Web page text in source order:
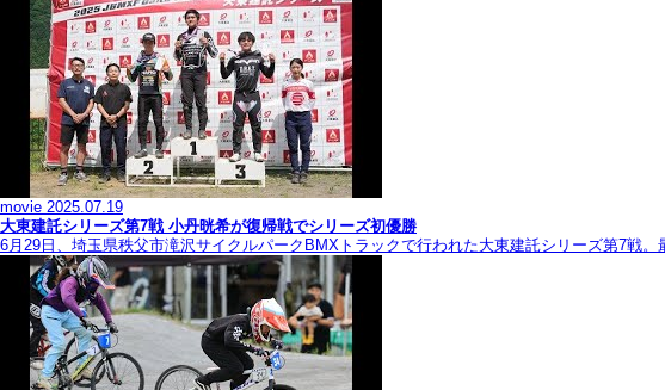
movie 2025.07.19
大東建託シリーズ第7戦 ⼩丹晄希が復帰戦でシリーズ初優勝
6月29日、埼玉県秩父市滝沢サイクルパークBMXトラックで行われた大東建託シリーズ第7戦。